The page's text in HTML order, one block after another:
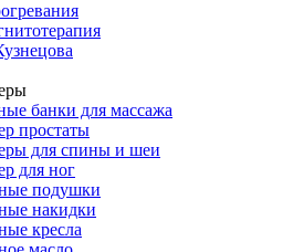
банки для массажа
простаты
для спины и шеи
для ног
подушки
накидки
кресла